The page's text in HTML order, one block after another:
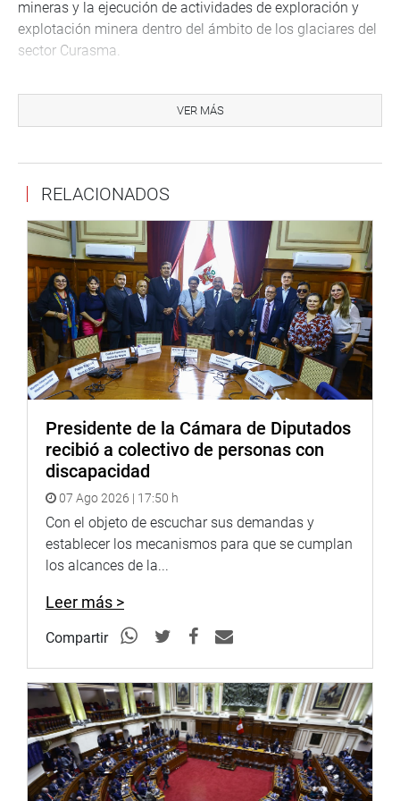
mineras y la ejecución de actividades de exploración y
explotación minera dentro del ámbito de los glaciares del
sector Curasma.
agua dulce y regular el ciclo hidrológico, especialmente
en épocas de sequía. Asimismo, contribuyen a la
poblaciones rurales de la región.
La propuesta también declara de interés nacional la
creación de una Reserva Hídrica destinada a proteger la
biodiversidad y garantizar la conservación de las fuentes
de agua que benefician a las comunidades campesinas y
pueblos indígenas asentados en la zona de influencia.
COMUNIDADES EXIGEN SANEAMIENTO TERRITORIAL
Durante la sesión, representantes de organizaciones
principales problemáticas que enfrentan las comunidades
campesinas de Piura.
El presidente de la Comunidad Campesina San Juan
Bautista de Catacaos, Lázaro Silva Tume, advirtió que la
falta de seguridad jurídica sobre los territorios comunales
y las dificultades para culminar los procesos de
saneamiento físico-legal limitan el acceso de los
productores a programas estatales, proyectos
productivos y financiamiento rural.
Señaló que esta situación genera una contradicción entre
las políticas de promoción de la productividad
agropecuaria y la realidad que viven numerosas
comunidades campesinas e indígenas, las cuales no
pueden cumplir los requisitos exigidos debido a
problemas históricos aún pendientes de solución.
Asimismo, alertó sobre la escasez de agua para el
VER MÁS
RELACIONADOS
Presidente de la Cámara de Diputados
recibió a colectivo de personas con
discapacidad
07 Ago 2026 | 17:50 h
Con el objeto de escuchar sus demandas y
establecer los mecanismos para que se cumplan
los alcances de la...
Leer más >
Compartir